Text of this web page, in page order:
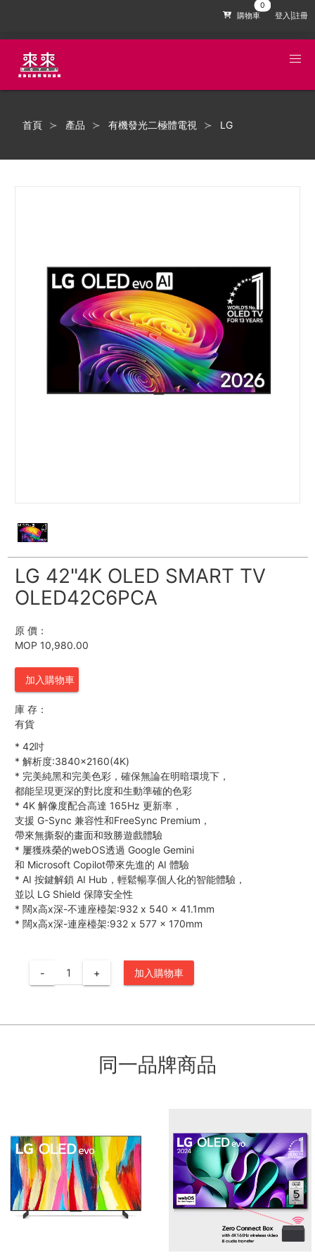
購物車 登入|註冊
首頁 產品 有機發光二極體電視 LG
LG 42"4K OLED SMART TV
OLED42C6PCA
原 價：
MOP 10,980.00
加入購物車
庫 存：
有貨
* 42吋
* 解析度:3840×2160(4K)
* 完美純黑和完美色彩，確保無論在明暗環境下，
都能呈現更深的對比度和生動準確的色彩
* 4K 解像度配合高達 165Hz 更新率，
支援 G-Sync 兼容性和FreeSync Premium，
帶來無撕裂的畫面和致勝遊戲體驗
* 屢獲殊榮的webOS透過 Google Gemini
和 Microsoft Copilot帶來先進的 AI 體驗
* AI 按鍵解鎖 AI Hub，輕鬆暢享個人化的智能體驗，
並以 LG Shield 保障安全性
* 闊x高x深-不連座檯架:932 x 540 x 41.1mm
* 闊x高x深-連座檯架:932 x 577 x 170mm
- + 加入購物車
同一品牌商品